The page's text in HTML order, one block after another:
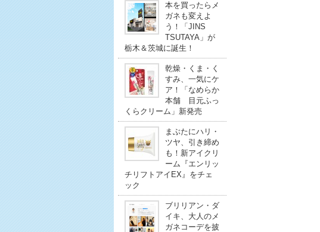
本を買ったらメ
ガネも変えよ
う！「JINS
TSUTAYA」が
栃木＆茨城に誕生！
乾燥・くま・く
すみ、一気にケ
ア！「なめらか
本舗 目元ふっ
くらクリーム」新発売
まぶたにハリ・
ツヤ、引き締め
も！新アイクリ
ーム『エンリッ
チリフトアイEX』をチェ
ック
ブリリアン・ダ
イキ、大人のメ
ガネコーデを披